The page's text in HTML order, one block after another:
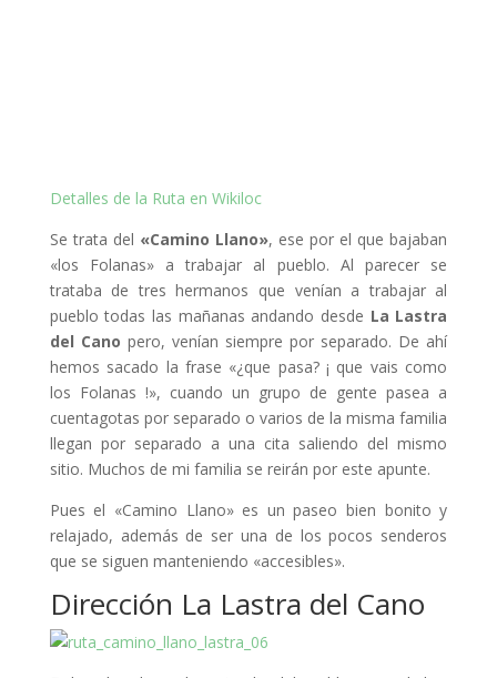
Detalles de la Ruta en Wikiloc
Se trata del «Camino Llano», ese por el que bajaban
«los Folanas» a trabajar al pueblo. Al parecer se
trataba de tres hermanos que venían a trabajar al
pueblo todas las mañanas andando desde La Lastra
del Cano pero, venían siempre por separado. De ahí
hemos sacado la frase «¿que pasa? ¡ que vais como
los Folanas !», cuando un grupo de gente pasea a
cuentagotas por separado o varios de la misma familia
llegan por separado a una cita saliendo del mismo
sitio. Muchos de mi familia se reirán por este apunte.
Pues el «Camino Llano» es un paseo bien bonito y
relajado, además de ser una de los pocos senderos
que se siguen manteniendo «accesibles».
Dirección La Lastra del Cano